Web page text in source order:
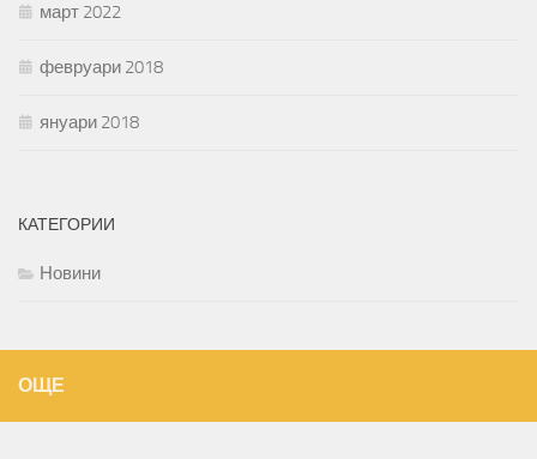
март 2022
февруари 2018
януари 2018
КАТЕГОРИИ
Новини
ОЩЕ